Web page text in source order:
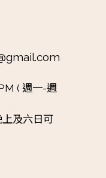
( 週一-週
上及六日可